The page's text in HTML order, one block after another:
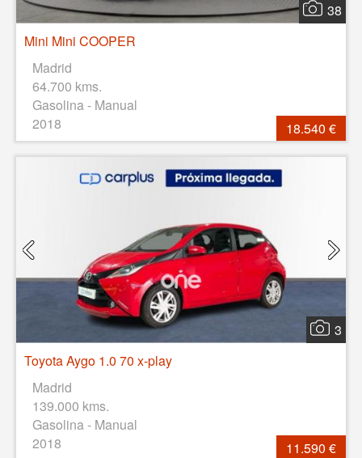
38
Mini Mini COOPER
Madrid
64.700 kms.
Gasolina - Manual
2018
18.540 €
3
Toyota Aygo 1.0 70 x-play
Madrid
139.000 kms.
Gasolina - Manual
2018
11.590 €